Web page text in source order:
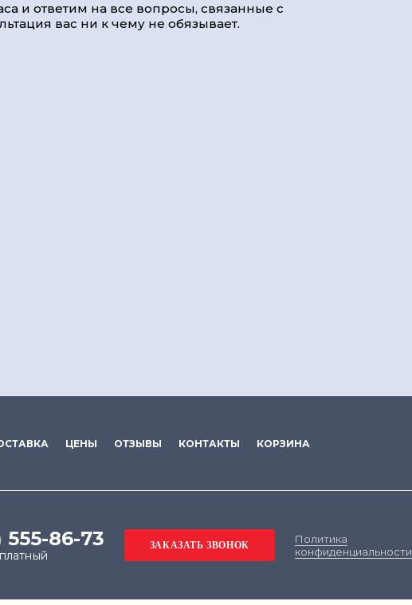
и ответим на все вопросы, связанные с
вас ни к чему не обязывает.
ЦЕНЫ ОТЗЫВЫ КОНТАКТЫ КОРЗИНА
555-86-73
Политика
конфиденциальности